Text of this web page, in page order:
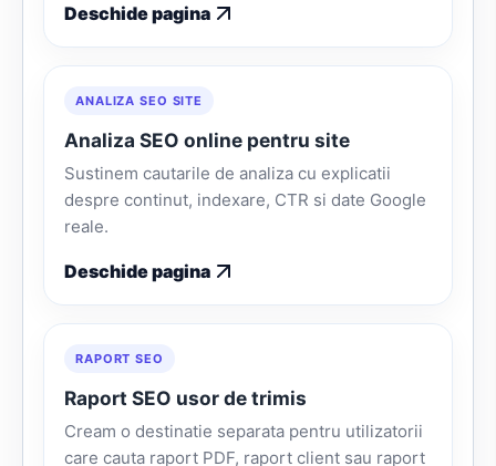
Deschide pagina
ANALIZA SEO SITE
Analiza SEO online pentru site
Sustinem cautarile de analiza cu explicatii
despre continut, indexare, CTR si date Google
reale.
Deschide pagina
RAPORT SEO
Raport SEO usor de trimis
Cream o destinatie separata pentru utilizatorii
care cauta raport PDF, raport client sau raport